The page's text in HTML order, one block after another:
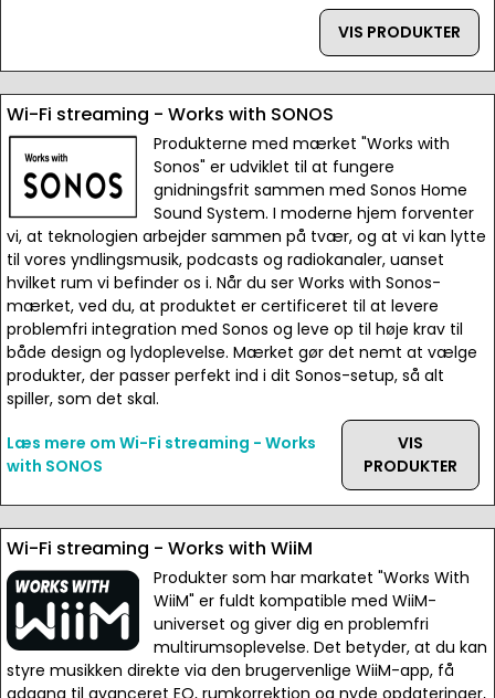
VIS PRODUKTER
Wi-Fi streaming - Works with SONOS
Produkterne med mærket "Works with
Sonos" er udviklet til at fungere
gnidningsfrit sammen med Sonos Home
Sound System. I moderne hjem forventer
vi, at teknologien arbejder sammen på tvær, og at vi kan lytte
til vores yndlingsmusik, podcasts og radiokanaler, uanset
hvilket rum vi befinder os i. Når du ser Works with Sonos-
mærket, ved du, at produktet er certificeret til at levere
problemfri integration med Sonos og leve op til høje krav til
både design og lydoplevelse. Mærket gør det nemt at vælge
produkter, der passer perfekt ind i dit Sonos-setup, så alt
spiller, som det skal.
Læs mere om Wi-Fi streaming - Works
with SONOS
VIS
PRODUKTER
Wi-Fi streaming - Works with WiiM
Produkter som har markatet "Works With
WiiM" er fuldt kompatible med WiiM-
universet og giver dig en problemfri
multirumsoplevelse. Det betyder, at du kan
styre musikken direkte via den brugervenlige WiiM-app, få
adgang til avanceret EQ, rumkorrektion og nyde opdateringer,